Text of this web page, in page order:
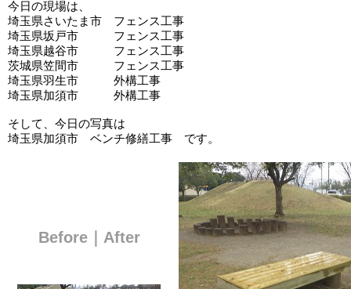
今日の現場は、
埼玉県さいたま市 フェンス工事
埼玉県坂戸市 フェンス工事
埼玉県越谷市 フェンス工事
茨城県笠間市 フェンス工事
埼玉県羽生市 外構工事
埼玉県加須市 外構工事
そして、今日の写真は
埼玉県加須市 ベンチ修繕工事 です。
Before｜After